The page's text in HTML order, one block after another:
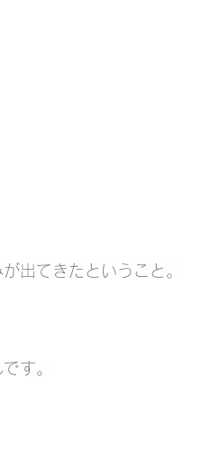
出てきたということ。
す。